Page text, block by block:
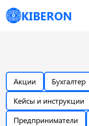
KIBERON
Акции Бухгалтер
Кейсы и инструкции
Предприниматели